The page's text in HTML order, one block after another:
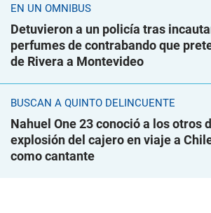
EN UN ÓMNIBUS
Detuvieron a un policía tras
perfumes de contrabando que
de Rivera a Montevideo
BUSCAN A QUINTO DELINCUENTE
Nahuel One 23 conoció a los otros
explosión del cajero en viaje a
como cantante